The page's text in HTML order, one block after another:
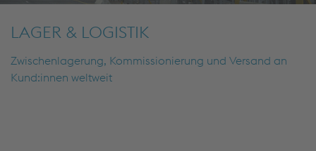
LAGER & LOGISTIK
Zwischenlagerung, Kommissionierung und Versand an
Kund:innen weltweit